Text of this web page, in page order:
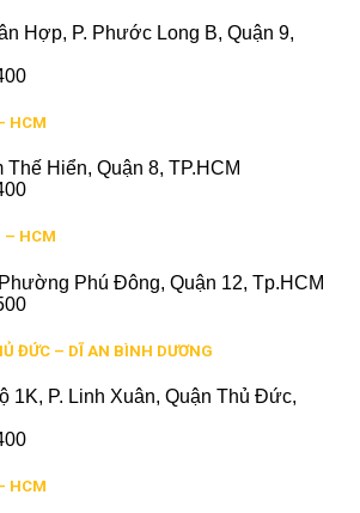
Hợp, P. Phước Long B, Quận 9,
HCM
Thế Hiển, Quận 8, TP.HCM
– HCM
Phú Đông, Quận 12, Tp.HCM
ĐỨC – DĨ AN BÌNH DƯƠNG
1K, P. Linh Xuân, Quận Thủ Đức,
HCM